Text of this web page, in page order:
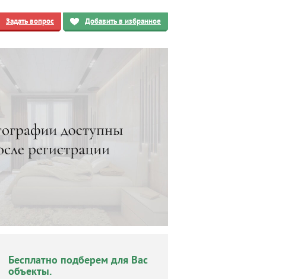
Задать вопрос Добавить в избранное
Бесплатно подберем для Вас
объекты.